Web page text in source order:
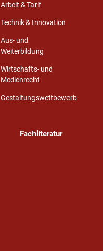
Arbeit & Tarif
Technik & Innovation
Aus- und
Weiterbildung
Wirtschafts- und
Medienrecht
Gestaltungswettbewerb
Fachliteratur